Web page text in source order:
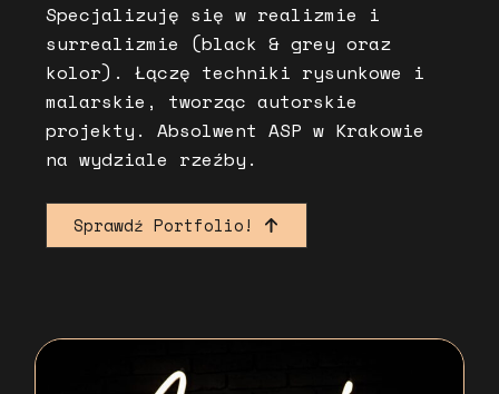
Specjalizuję się w realizmie i
surrealizmie (black & grey oraz
kolor). Łączę techniki rysunkowe i
malarskie, tworząc autorskie
projekty. Absolwent ASP w Krakowie
na wydziale rzeźby.
Sprawdź Portfolio!